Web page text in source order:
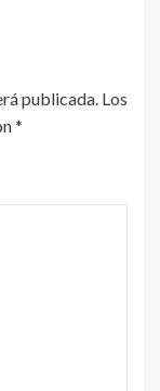
publicada. Los
*